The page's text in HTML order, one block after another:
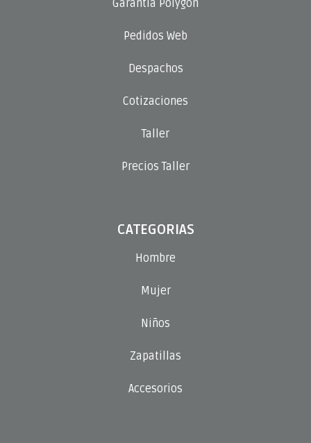
Garantía Polygon
Pedidos Web
Despachos
Cotizaciones
Taller
Precios Taller
CATEGORIAS
Hombre
Mujer
Niños
Zapatillas
Accesorios